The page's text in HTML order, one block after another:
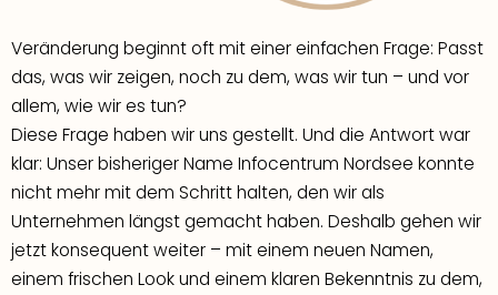
Veränderung beginnt oft mit einer einfachen Frage: Passt
das, was wir zeigen, noch zu dem, was wir tun – und vor
allem, wie wir es tun?
Diese Frage haben wir uns gestellt. Und die Antwort war
klar: Unser bisheriger Name Infocentrum Nordsee konnte
nicht mehr mit dem Schritt halten, den wir als
Unternehmen längst gemacht haben. Deshalb gehen wir
jetzt konsequent weiter – mit einem neuen Namen,
einem frischen Look und einem klaren Bekenntnis zu dem,